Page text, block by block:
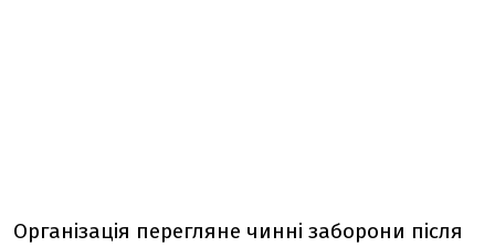
Організація перегляне чинні заборони після